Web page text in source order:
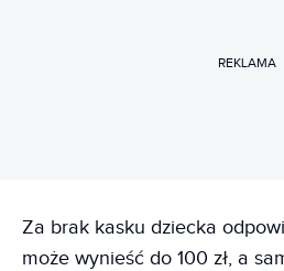
REKLAMA
Za brak kasku dziecka
może wynieść do 100 zł, a